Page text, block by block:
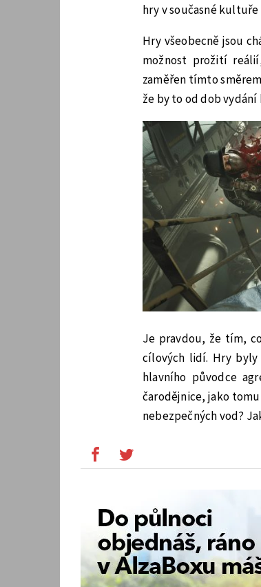
hry v současné
Hry všeobecně jsou
možnost prožití
zaměřen tímto
že by to od dob
Je pravdou, že tím,
cílových lidí. Hry
hlavního původce
čarodějnice, jako
nebezpečných vod?